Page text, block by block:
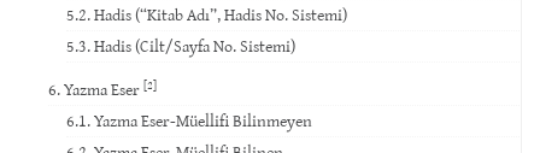
5.2. Hadis (“Kitab Adı”, Hadis No. Sistemi)
5.3. Hadis (Cilt/Sayfa No. Sistemi)
6. Yazma Eser [2]
6.1. Yazma Eser-Müellifi Bilinmeyen